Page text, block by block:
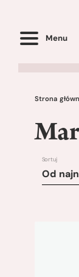
Menu
Strona
Sortuj
Od